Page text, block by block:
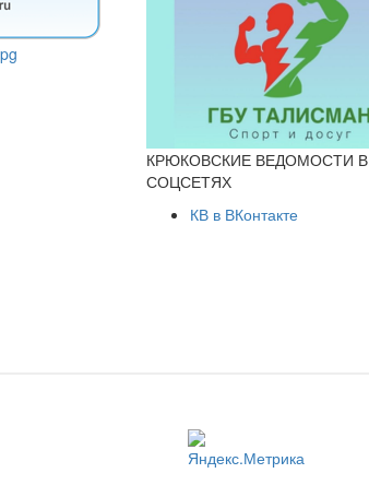
КРЮКОВСКИЕ ВЕДОМОСТИ В
СОЦСЕТЯХ
КВ в ВКонтакте